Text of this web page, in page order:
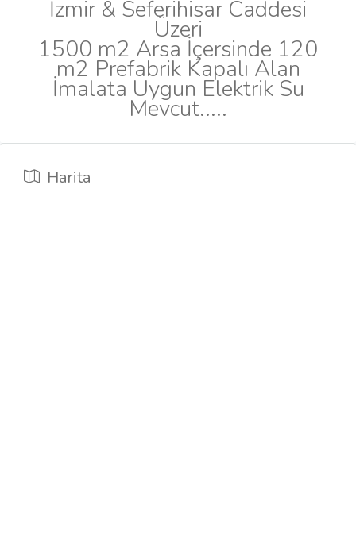
İzmir & Seferihisar Caddesi
Üzeri
1500 m2 Arsa İçersinde 120
m2 Prefabrik Kapalı Alan
İmalata Uygun Elektrik Su
Mevcut.....
Harita